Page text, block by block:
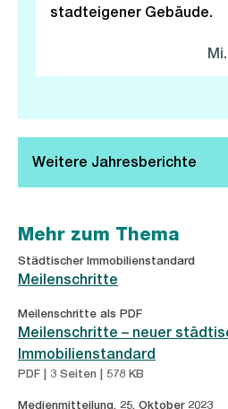
stadteigener Gebäude.
Mehr zum Thema
Städtischer Immobilienstandard
Meilenschritte
Meilenschritte als PDF
Meilenschritte – neuer
Immobilienstandard
PDF | 3 Seiten | 578 KB
Medienmitteilung, 25. Oktober 2023